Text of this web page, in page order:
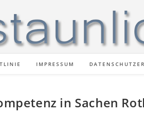
IMPRESSUM
in Sachen